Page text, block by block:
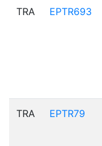
TRA EPTR693
TRA EPTR79